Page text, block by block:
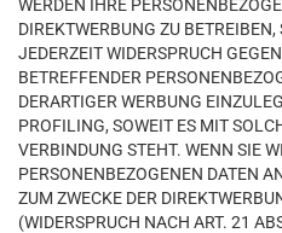
WERDEN IHRE
DIREKTWERBUNG ZU BETREIBEN,
JEDERZEIT WIDERSPRUCH
BETREFFENDER
DERARTIGER WERBUNG
PROFILING, SOWEIT ES MIT
VERBINDUNG STEHT. WENN SIE
PERSONENBEZOGENEN DATEN
ZUM ZWECKE DER
(WIDERSPRUCH NACH ART. 21